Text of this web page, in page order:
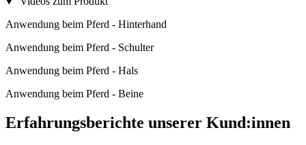
Anwendung beim Pferd - Hinterhand
Anwendung beim Pferd - Schulter
Anwendung beim Pferd - Hals
Anwendung beim Pferd - Beine
Erfahrungsberichte unserer Kund:innen